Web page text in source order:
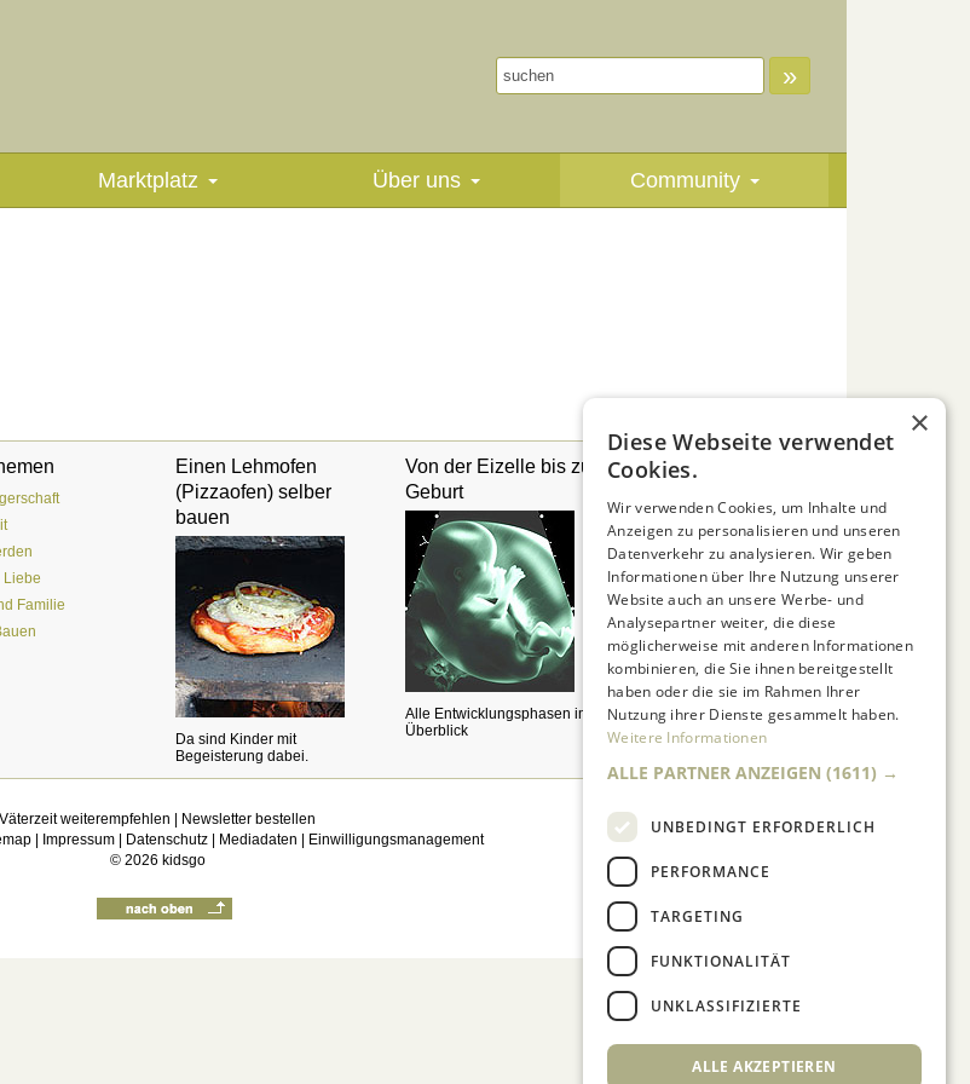
»
Marktplatz Über uns Community
Liebe
Familie
Einen Lehmofen
(Pizzaofen) selber
bauen
Da sind Kinder mit
Begeisterung dabei.
Von der Eizelle bis zur
Geburt
Alle Entwicklungsphasen im
Überblick
Vätermonate - und
Für eine väterfreundliche
Personalpolitik
Väterzeit weiterempfehlen
Newsletter bestellen
| Impressum| Datenschutz| Mediadaten
Einwilligungsmanagement
© 2026 kidsgo
×
Diese Webseite verwendet
Cookies.
Wir verwenden Cookies, um Inhalte und
Anzeigen zu personalisieren und unseren
Datenverkehr zu analysieren. Wir geben
Informationen über Ihre Nutzung unserer
Website auch an unsere Werbe- und
Analysepartner weiter, die diese
möglicherweise mit anderen Informationen
kombinieren, die Sie ihnen bereitgestellt
haben oder die sie im Rahmen Ihrer
Nutzung ihrer Dienste gesammelt haben.
Weitere Informationen
ALLE PARTNER ANZEIGEN (1611) →
UNBEDINGT ERFORDERLICH
PERFORMANCE
TARGETING
FUNKTIONALITÄT
UNKLASSIFIZIERTE
ALLE AKZEPTIEREN